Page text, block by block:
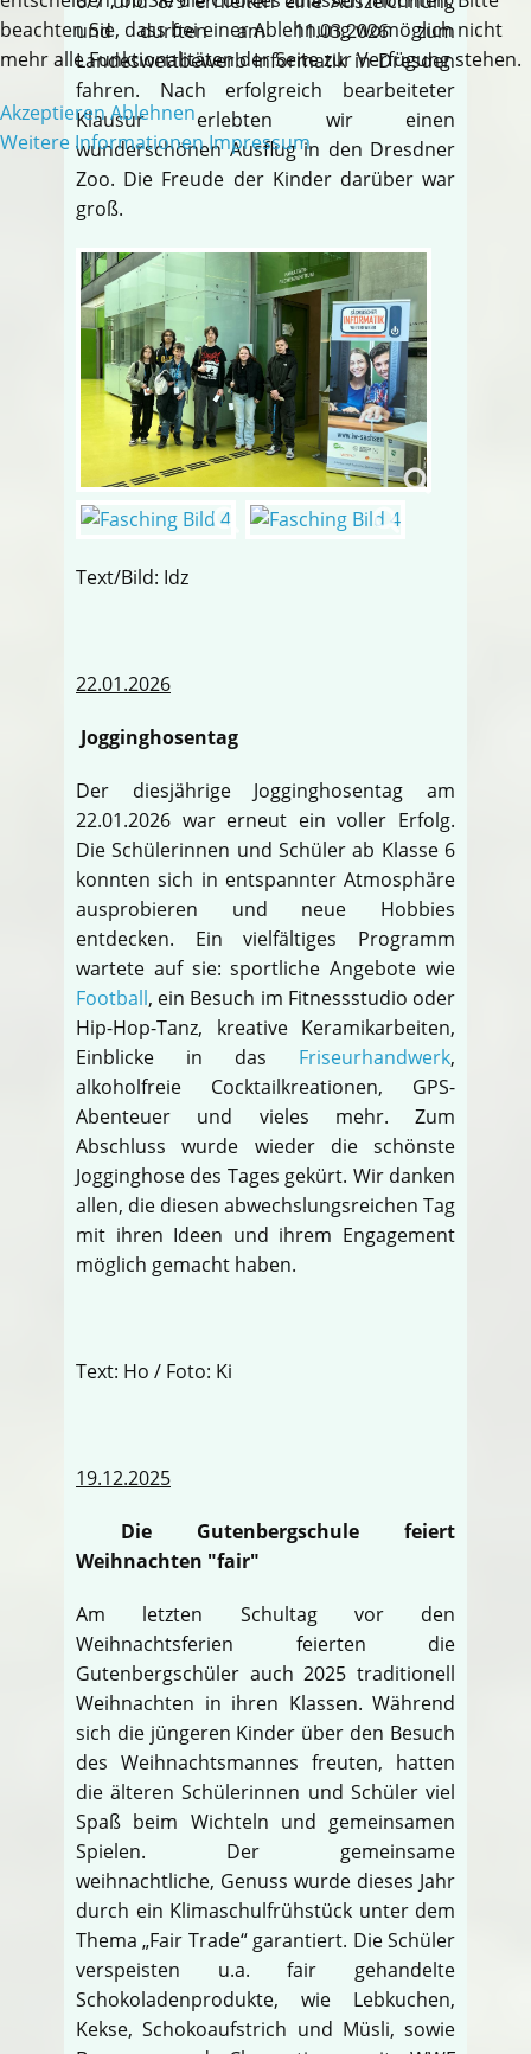
und durften am 11.03.2026 zum
Landeswettbewerb Informatik in Dresden
fahren. Nach erfolgreich bearbeiteter
Klausur erlebten wir einen
wunderschönen Ausflug in den Dresdner
Zoo. Die Freude der Kinder darüber war
groß.
Text/Bild: Idz
22.01.2026
Jogginghosentag
Der diesjährige Jogginghosentag am
22.01.2026 war erneut ein voller Erfolg.
Die Schülerinnen und Schüler ab Klasse 6
konnten sich in entspannter Atmosphäre
ausprobieren und neue Hobbies
entdecken. Ein vielfältiges Programm
wartete auf sie: sportliche Angebote wie
Football, ein Besuch im Fitnessstudio oder
Hip-Hop-Tanz, kreative Keramikarbeiten,
Einblicke in das Friseurhandwerk,
alkoholfreie Cocktailkreationen, GPS-
Abenteuer und vieles mehr. Zum
Abschluss wurde wieder die schönste
Jogginghose des Tages gekürt. Wir danken
allen, die diesen abwechslungsreichen Tag
mit ihren Ideen und ihrem Engagement
möglich gemacht haben.
Text: Ho / Foto: Ki
19.12.2025
Die Gutenbergschule feiert
Weihnachten "fair"
Am letzten Schultag vor den
Weihnachtsferien feierten die
Gutenbergschüler auch 2025 traditionell
Weihnachten in ihren Klassen. Während
sich die jüngeren Kinder über den Besuch
des Weihnachtsmannes freuten, hatten
die älteren Schülerinnen und Schüler viel
Spaß beim Wichteln und gemeinsamen
Spielen. Der gemeinsame
weihnachtliche, Genuss wurde dieses Jahr
durch ein Klimaschulfrühstück unter dem
Thema „Fair Trade“ garantiert. Die Schüler
verspeisten u.a. fair gehandelte
Schokoladenprodukte, wie Lebkuchen,
Kekse, Schokoaufstrich und Müsli, sowie
beachten Sie, dass bei einer Ablehnung womöglich nicht
mehr alle Funktionalitäten der Seite zur Verfügung stehen.
AkzeptierenAblehnen
Weitere Informationen Impressum